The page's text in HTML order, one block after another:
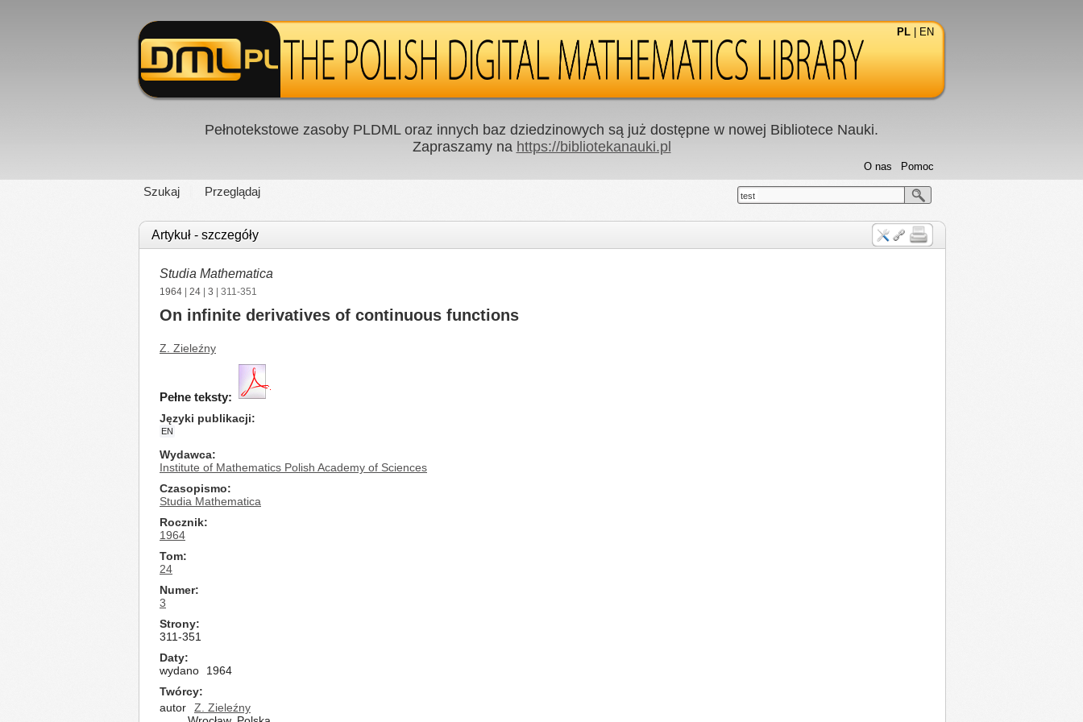
PL EN
Pełnotekstowe zasoby PLDML oraz innych baz dziedzinowych są już dostępne w nowej Bibliotece Nauki.
Zapraszamy na https://bibliotekanauki.pl
Szukaj Przeglądaj
Pomoc
O nas
test
Artykuł - szczegóły
Studia Mathematica
1964 24 3 | 311-351
On infinite derivatives of continuous functions
Z. Zieleźny
Pełne teksty:
Języki publikacji
EN
Wydawca
Institute of Mathematics Polish Academy of Sciences
Czasopismo
Studia Mathematica
Rocznik
1964
Tom
24
Numer
3
Strony
311-351
Daty
wydano
1964
Twórcy
autor
Z. Zieleźny